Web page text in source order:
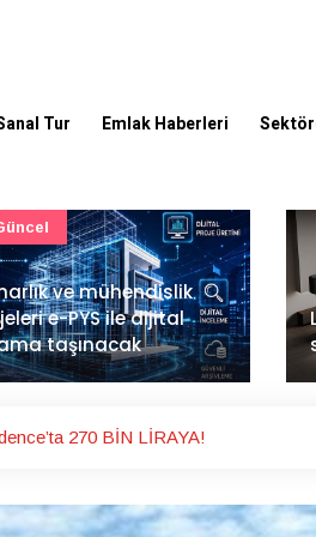
Tur Emlak Haberleri
Suite Türkiye'de
Ev Sistemleri
270 BİN LİRAYA!